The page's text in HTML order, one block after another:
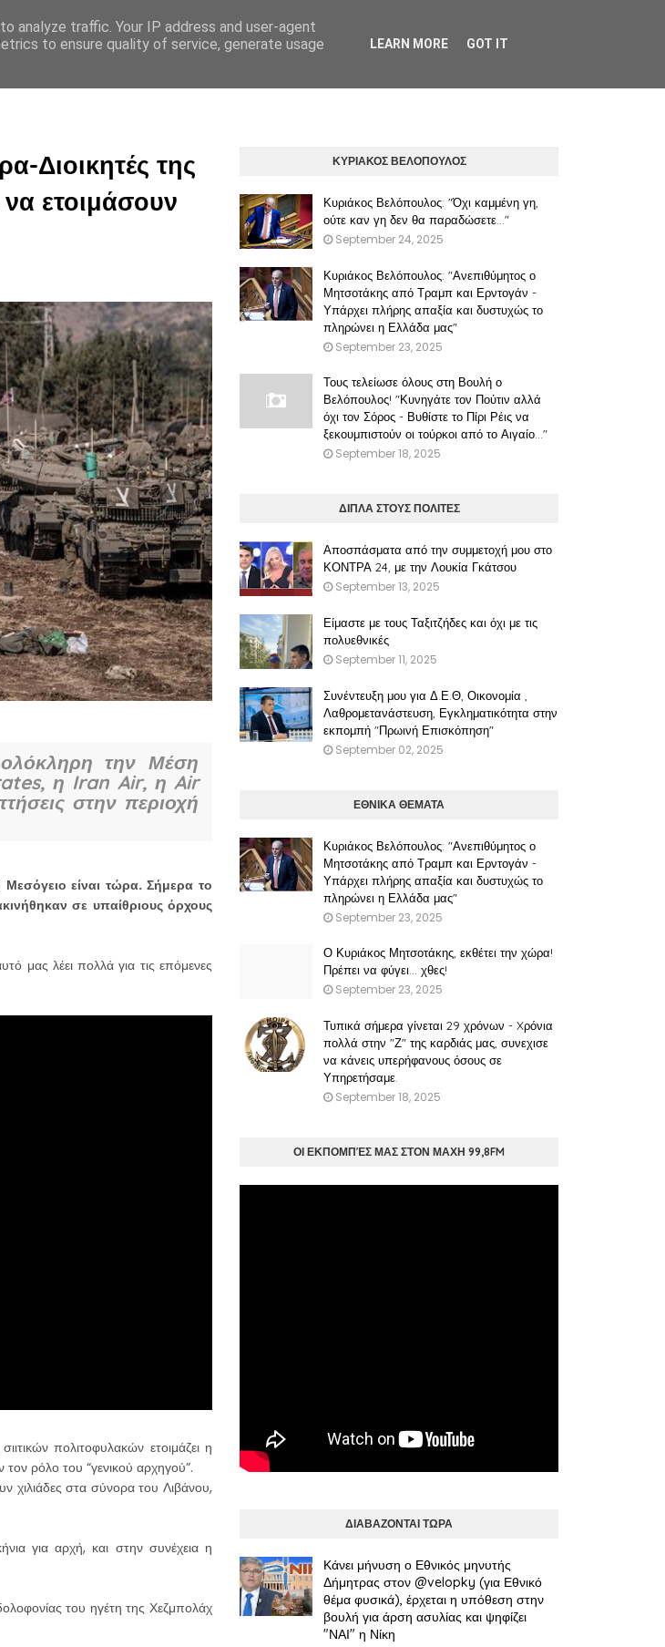
Διοικητές της
ετοιμάσουν
την Μέση
η Iran Air, η Air
στην περιοχή
είναι τώρα. Σήμερα το
σε υπαίθριους όρχους
μας λέει πολλά για τις επόμενες
πολιτοφυλακών ετοιμάζει η
ρόλο του “γενικού αρχηγού”.
χιλιάδες στα σύνορα του Λιβάνου,
για αρχή, και στην συνέχεια η
του ηγέτη της Χεζμπολάχ
ΚΥΡΙΑΚΟΣ ΒΕΛΟΠΟΥΛΟΣ
Κυριάκος Βελόπουλος: "Όχι καμμένη γη,
ούτε καν γη δεν θα παραδώσετε..."
September 24, 2025
Κυριάκος Βελόπουλος: "Ανεπιθύμητος ο
Μητσοτάκης από Τραμπ και Ερντογάν -
Υπάρχει πλήρης απαξία και δυστυχώς το
πληρώνει η Ελλάδα μας"
September 23, 2025
Τους τελείωσε όλους στη Βουλή ο
Βελόπουλος! "Κυνηγάτε τον Πούτιν αλλά
όχι τον Σόρος - Βυθίστε το Πίρι Ρέις να
ξεκουμπιστούν οι τούρκοι από το Αιγαίο..."
September 18, 2025
ΔΙΠΛΑ ΣΤΟΥΣ ΠΟΛΙΤΕΣ
Αποσπάσματα από την συμμετοχή μου στο
ΚΟΝΤΡΑ 24, με την Λουκία Γκάτσου
September 13, 2025
Είμαστε με τους Ταξιτζήδες και όχι με τις
πολυεθνικές
September 11, 2025
Συνέντευξη μου για Δ.Ε.Θ, Οικονομία ,
Λαθρομετανάστευση, Εγκληματικότητα στην
εκπομπή "Πρωινή Επισκόπηση"
September 02, 2025
ΕΘΝΙΚΑ ΘΕΜΑΤΑ
Κυριάκος Βελόπουλος: "Ανεπιθύμητος ο
Μητσοτάκης από Τραμπ και Ερντογάν -
Υπάρχει πλήρης απαξία και δυστυχώς το
πληρώνει η Ελλάδα μας"
September 23, 2025
Ο Κυριάκος Μητσοτάκης, εκθέτει την χώρα!
Πρέπει να φύγει… χθες!
September 23, 2025
Τυπικά σήμερα γίνεται 29 χρόνων - Xρόνια
πολλά στην "Ζ" της καρδιάς μας, συνεχισε
να κάνεις υπερήφανους όσους σε
Υπηρετήσαμε.
September 18, 2025
ΟΙ ΕΚΠΟΜΠΈΣ ΜΑΣ ΣΤΟΝ ΜΑΧΗ 99,8FM
ΔΙΑΒΑΖΟΝΤΑΙ ΤΩΡΑ
Κάνει μήνυση ο Εθνικός μηνυτής
Δήμητρας στον @velopky (για Εθνικό
θέμα φυσικά), έρχεται η υπόθεση στην
βουλή για άρση ασυλίας και ψηφίζει
"ΝΑΙ" η Νίκη
analyze traffic. Your IP address and user-agent
to ensure quality of service, generate usage
LEARN MORE GOT IT